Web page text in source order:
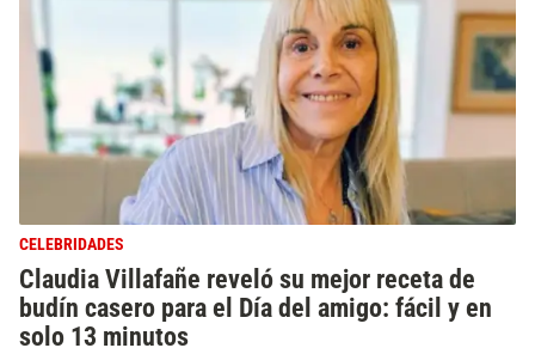
CELEBRIDADES
Claudia Villafañe reveló su mejor receta de
budín casero para el Día del amigo: fácil y en
solo 13 minutos